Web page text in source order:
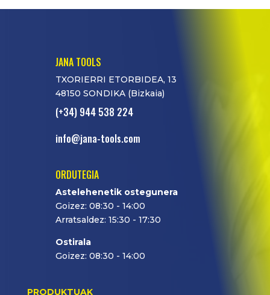
JANA TOOLS
TXORIERRI ETORBIDEA, 13
48150 SONDIKA (Bizkaia)
(+34) 944 538 224
info@jana-tools.com
ORDUTEGIA
Astelehenetik ostegunera
Goizez: 08:30 - 14:00
Arratsaldez: 15:30 - 17:30
Ostirala
Goizez: 08:30 - 14:00
PRODUKTUAK